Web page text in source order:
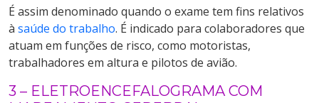
É assim denominado quando o exame tem fins relativos
à saúde do trabalho. É indicado para colaboradores que
atuam em funções de risco, como motoristas,
trabalhadores em altura e pilotos de avião.
3 – ELETROENCEFALOGRAMA COM